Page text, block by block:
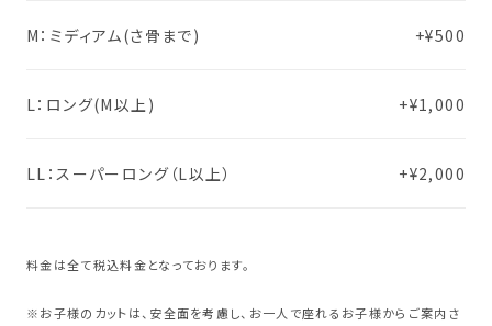
M：ミディアム(さ骨まで) +¥500
L：ロング(M以上) +¥1,000
LL：スーパーロング（L以上） +¥2,000
料金は全て税込料金となっております。
※お子様のカットは、安全面を考慮し、お一人で座れるお子様からご案内さ